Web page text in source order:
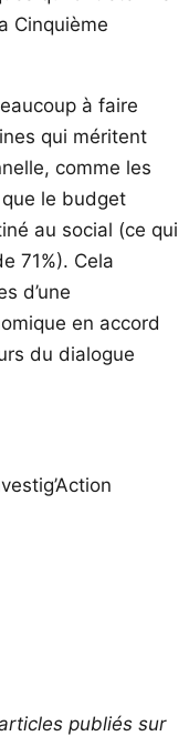
Cinquième
à faire
qui méritent
comme les
le budget
au social (ce qui
71%). Cela
d’une
en accord
du dialogue
publiés sur